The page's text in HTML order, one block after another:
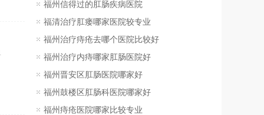
慢性肠炎治疗
结肠恶变
福州信得过的肛肠疾病医院
福清治疗肛瘘哪家医院较专业
福州治疗痔疮去哪个医院比较好
福州治疗内痔哪家肛肠医院好
福州晋安区肛肠医院哪家好
福州鼓楼区肛肠科医院哪家好
福州痔疮医院哪家比较专业